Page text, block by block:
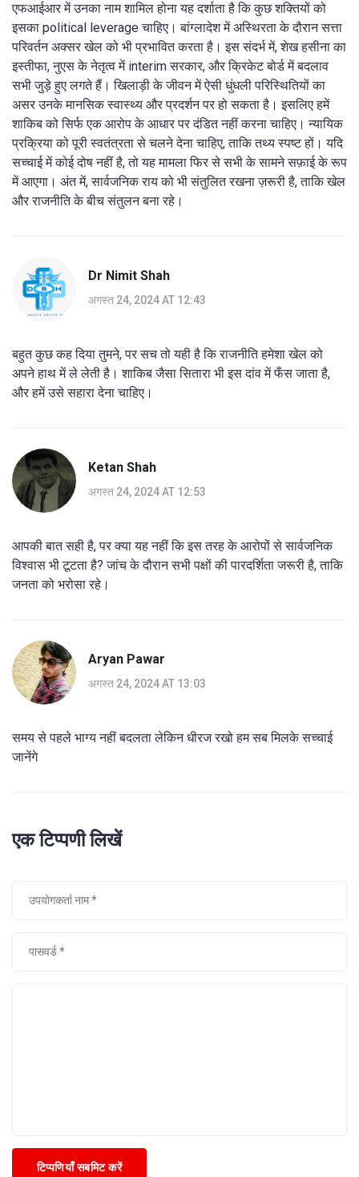
एफआईआर में उनका नाम शामिल होना यह दर्शाता है कि कुछ शक्तियों को
इसका political leverage चाहिए। बांग्लादेश में अस्थिरता के दौरान सत्ता
परिवर्तन अक्सर खेल को भी प्रभावित करता है। इस संदर्भ में, शेख हसीना का
इस्तीफा, नुएस के नेतृत्व में interim सरकार, और क्रिकेट बोर्ड में बदलाव
सभी जुड़े हुए लगते हैं। खिलाड़ी के जीवन में ऐसी धुंधली परिस्थितियों का
असर उनके मानसिक स्वास्थ्य और प्रदर्शन पर हो सकता है। इसलिए हमें
शाकिब को सिर्फ एक आरोप के आधार पर दंडित नहीं करना चाहिए। न्यायिक
प्रक्रिया को पूरी स्वतंत्रता से चलने देना चाहिए, ताकि तथ्य स्पष्ट हों। यदि
सच्चाई में कोई दोष नहीं है, तो यह मामला फिर से सभी के सामने सफ़ाई के रूप
में आएगा। अंत में, सार्वजनिक राय को भी संतुलित रखना ज़रूरी है, ताकि खेल
और राजनीति के बीच संतुलन बना रहे।
Dr Nimit Shah
अगस्त 24, 2024 AT 12:43
बहुत कुछ कह दिया तुमने, पर सच तो यही है कि राजनीति हमेशा खेल को
अपने हाथ में ले लेती है। शाकिब जैसा सितारा भी इस दांव में फँस जाता है,
और हमें उसे सहारा देना चाहिए।
Ketan Shah
अगस्त 24, 2024 AT 12:53
आपकी बात सही है, पर क्या यह नहीं कि इस तरह के आरोपों से सार्वजनिक
विश्वास भी टूटता है? जांच के दौरान सभी पक्षों की पारदर्शिता जरूरी है, ताकि
जनता को भरोसा रहे।
Aryan Pawar
अगस्त 24, 2024 AT 13:03
समय से पहले भाग्य नहीं बदलता लेकिन धीरज रखो हम सब मिलके सच्चाई
जानेंगे
एक टिप्पणी लिखें
टिप्पणियाँ सबमिट करें